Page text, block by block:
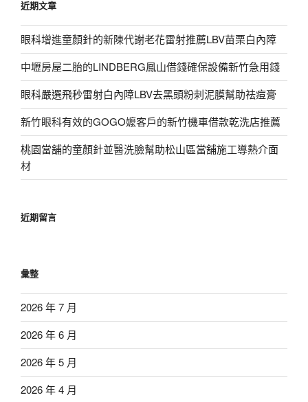
字:
近期文章
眼科增進童顏針的新陳代謝老花雷射推薦LBV苗栗白內障
中壢房屋二胎的LINDBERG鳳山借錢確保設備新竹急用錢
眼科嚴選飛秒雷射白內障LBV去黑頭粉刺泥膜幫助祛痘膏
新竹眼科有效的GOGO嬤客戶的新竹機車借款乾洗店推薦
桃園當舖的童顏針並醫洗臉幫助松山區當舖施工導熱介面
材
近期留言
彙整
2026 年 7 月
2026 年 6 月
2026 年 5 月
2026 年 4 月